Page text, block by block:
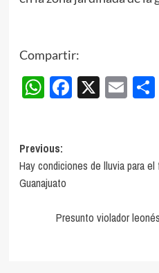
Compartir:
WhatsApp
Facebook
X
Post
navigation
Previous:
Hay condiciones de lluvia para
Guanajuato
Presunto violador